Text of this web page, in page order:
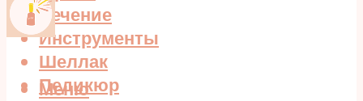
Лечение
Инструменты
Шеллак
Педикюр
Меню